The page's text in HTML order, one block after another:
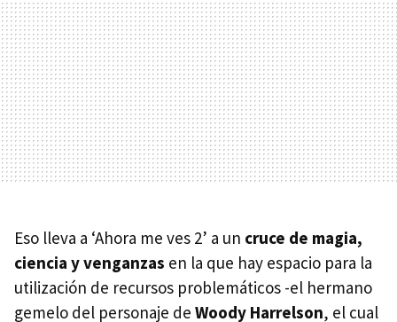
Eso lleva a ‘Ahora me ves 2’ a un cruce de magia,
ciencia y venganzas en la que hay espacio para la
utilización de recursos problemáticos -el hermano
gemelo del personaje de Woody Harrelson, el cual